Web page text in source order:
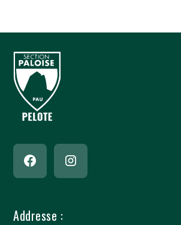
Addresse :